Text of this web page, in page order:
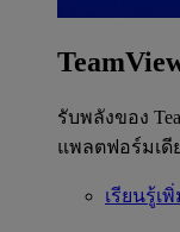
รับพลังของ
แพลตฟอร์มเดี
เรียนรู้เ